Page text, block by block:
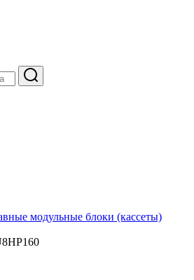
модульные блоки (кассеты)